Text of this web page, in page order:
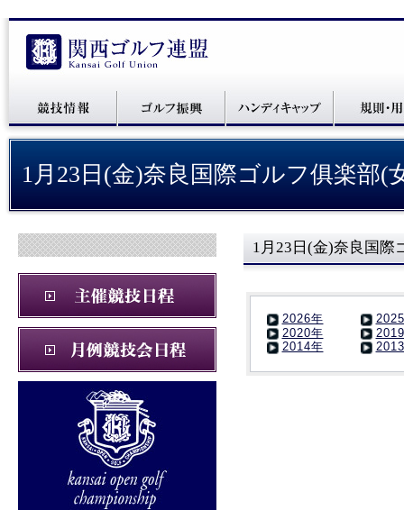
1月23日(金)奈良国際ゴルフ俱楽部(
1月23日(金)奈良国際
2026年
2020年
2014年